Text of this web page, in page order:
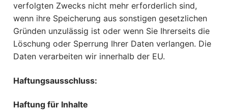
verfolgten Zwecks nicht mehr erforderlich sind,
wenn ihre Speicherung aus sonstigen gesetzlichen
Gründen unzulässig ist oder wenn Sie Ihrerseits die
Löschung oder Sperrung Ihrer Daten verlangen. Die
Daten verarbeiten wir innerhalb der EU.
Haftungsausschluss:
Haftung für Inhalte